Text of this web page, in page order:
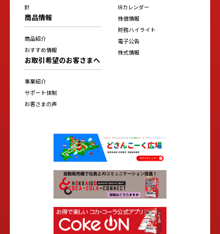
針
商品情報
商品紹介
おすすめ情報
お取引希望のお客さまへ
事業紹介
サポート体制
お客さまの声
IRカレンダー
株価情報
財務ハイライト
電子公告
株式情報